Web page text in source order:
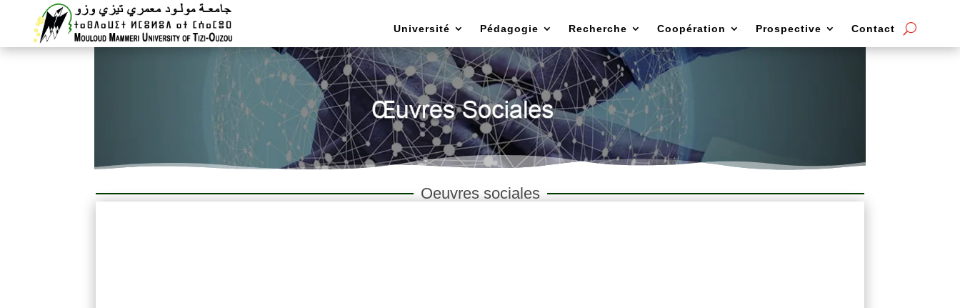
Université Pédagogie Recherche Coopération Prospective Contact
Oeuvres sociales